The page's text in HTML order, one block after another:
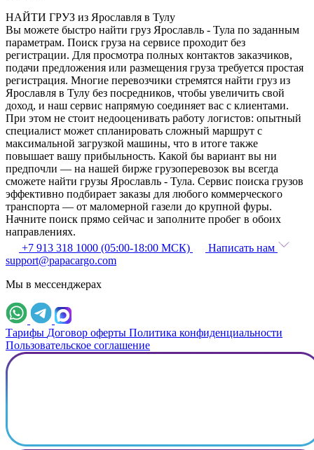
НАЙТИ ГРУЗ из Ярославля в Тулу
Вы можете быстро найти груз Ярославль - Тула по заданным
параметрам. Поиск груза на сервисе проходит без
регистрации. Для просмотра полных контактов заказчиков,
подачи предложения или размещения груза требуется простая
регистрация. Многие перевозчики стремятся найти груз из
Ярославля в Тулу без посредников, чтобы увеличить свой
доход, и наш сервис напрямую соединяет вас с клиентами.
При этом не стоит недооценивать работу логистов: опытный
специалист может спланировать сложный маршрут с
максимальной загрузкой машины, что в итоге также
повышает вашу прибыльность. Какой бы вариант вы ни
предпочли — на нашей бирже грузоперевозок вы всегда
сможете найти грузы Ярославль - Тула. Сервис поиска грузов
эффективно подбирает заказы для любого коммерческого
транспорта — от маломерной газели до крупной фуры.
Начните поиск прямо сейчас и заполните пробег в обоих
направлениях.
+7 913 318 1000 (05:00-18:00 МСК)
Написать нам
support@papacargo.com
Мы в мессенджерах
Тарифы Договор оферты Политика конфиденциальности
Пользовательское соглашение